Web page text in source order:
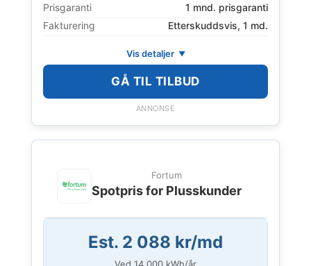
Prisgaranti
1 mnd. prisgaranti
Fakturering
Etterskuddsvis, 1 md.
Vis detaljer
GÅ TIL TILBUD
ANNONSE
Fortum
Spotpris for Plusskunder
Est. 2 088 kr/md
Ved 14 000 kWh/år